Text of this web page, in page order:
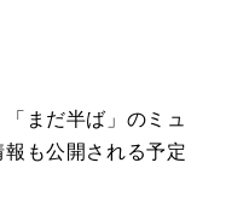
まだ半ば」のミュ
も公開される予定